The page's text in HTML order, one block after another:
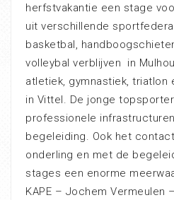
herfstvakantie een stage
uit verschillende
basketbal,
volleybal verblijven in
atletiek, gymnastiek, triatlon
in Vittel. De jonge
professionele
begeleiding. Ook het
onderling en met de
stages een enorme
KAPE – Jochem Vermeulen